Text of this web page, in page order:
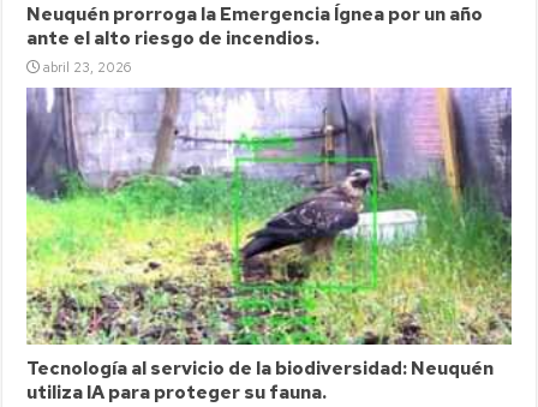
Neuquén prorroga la Emergencia Ígnea por un año
ante el alto riesgo de incendios.
abril 23, 2026
Tecnología al servicio de la biodiversidad: Neuquén
utiliza IA para proteger su fauna.